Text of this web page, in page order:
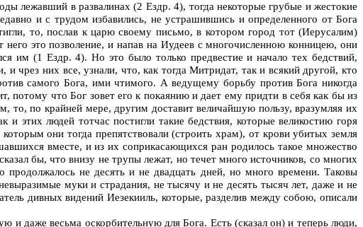
лежавший в развалинах (2 Ездр. 4), тогда некоторые грубые и жестокие
и с трудом избавились, не устрашившись и определенного от Бога
то, послав к царю своему письмо, в котором город тот (Иерусалим)
это позволение, и напав на Иудеев с многочисленною конницею, они
им (1 Ездр. 4). Но это было только предвестие и начало тех бедствий,
чрез них все, узнали, что, как тогда Митридат, так и всякий другой, кто
самого Бога, ими чтимого. А ведущему борьбу против Бога никогда
потому что Бог зовет его к покаянию и дает ему придти в себя как бы из
то, по крайней мере, другим доставит величайшую пользу, вразумляя их
этих людей тотчас постигли такие бедствия, которые великостию горя
они тогда препятствовали (строить храм), от крови убитых земля
вместе, и из их соприкасающихся ран родилось такое множество
бы, что внизу не трупы лежат, но течет много источников, со многих
продолжалось не десять и не двадцать дней, но много времени. Таковы
муки и страдания, не тысячу и не десять тысяч лет, даже и не
дивных видений Иезекииль, которые, разделив между собою, описали
даже весьма оскорбительную для Бога. Есть (сказал он) и теперь люди,